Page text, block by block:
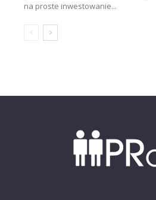
na proste inwestowanie...